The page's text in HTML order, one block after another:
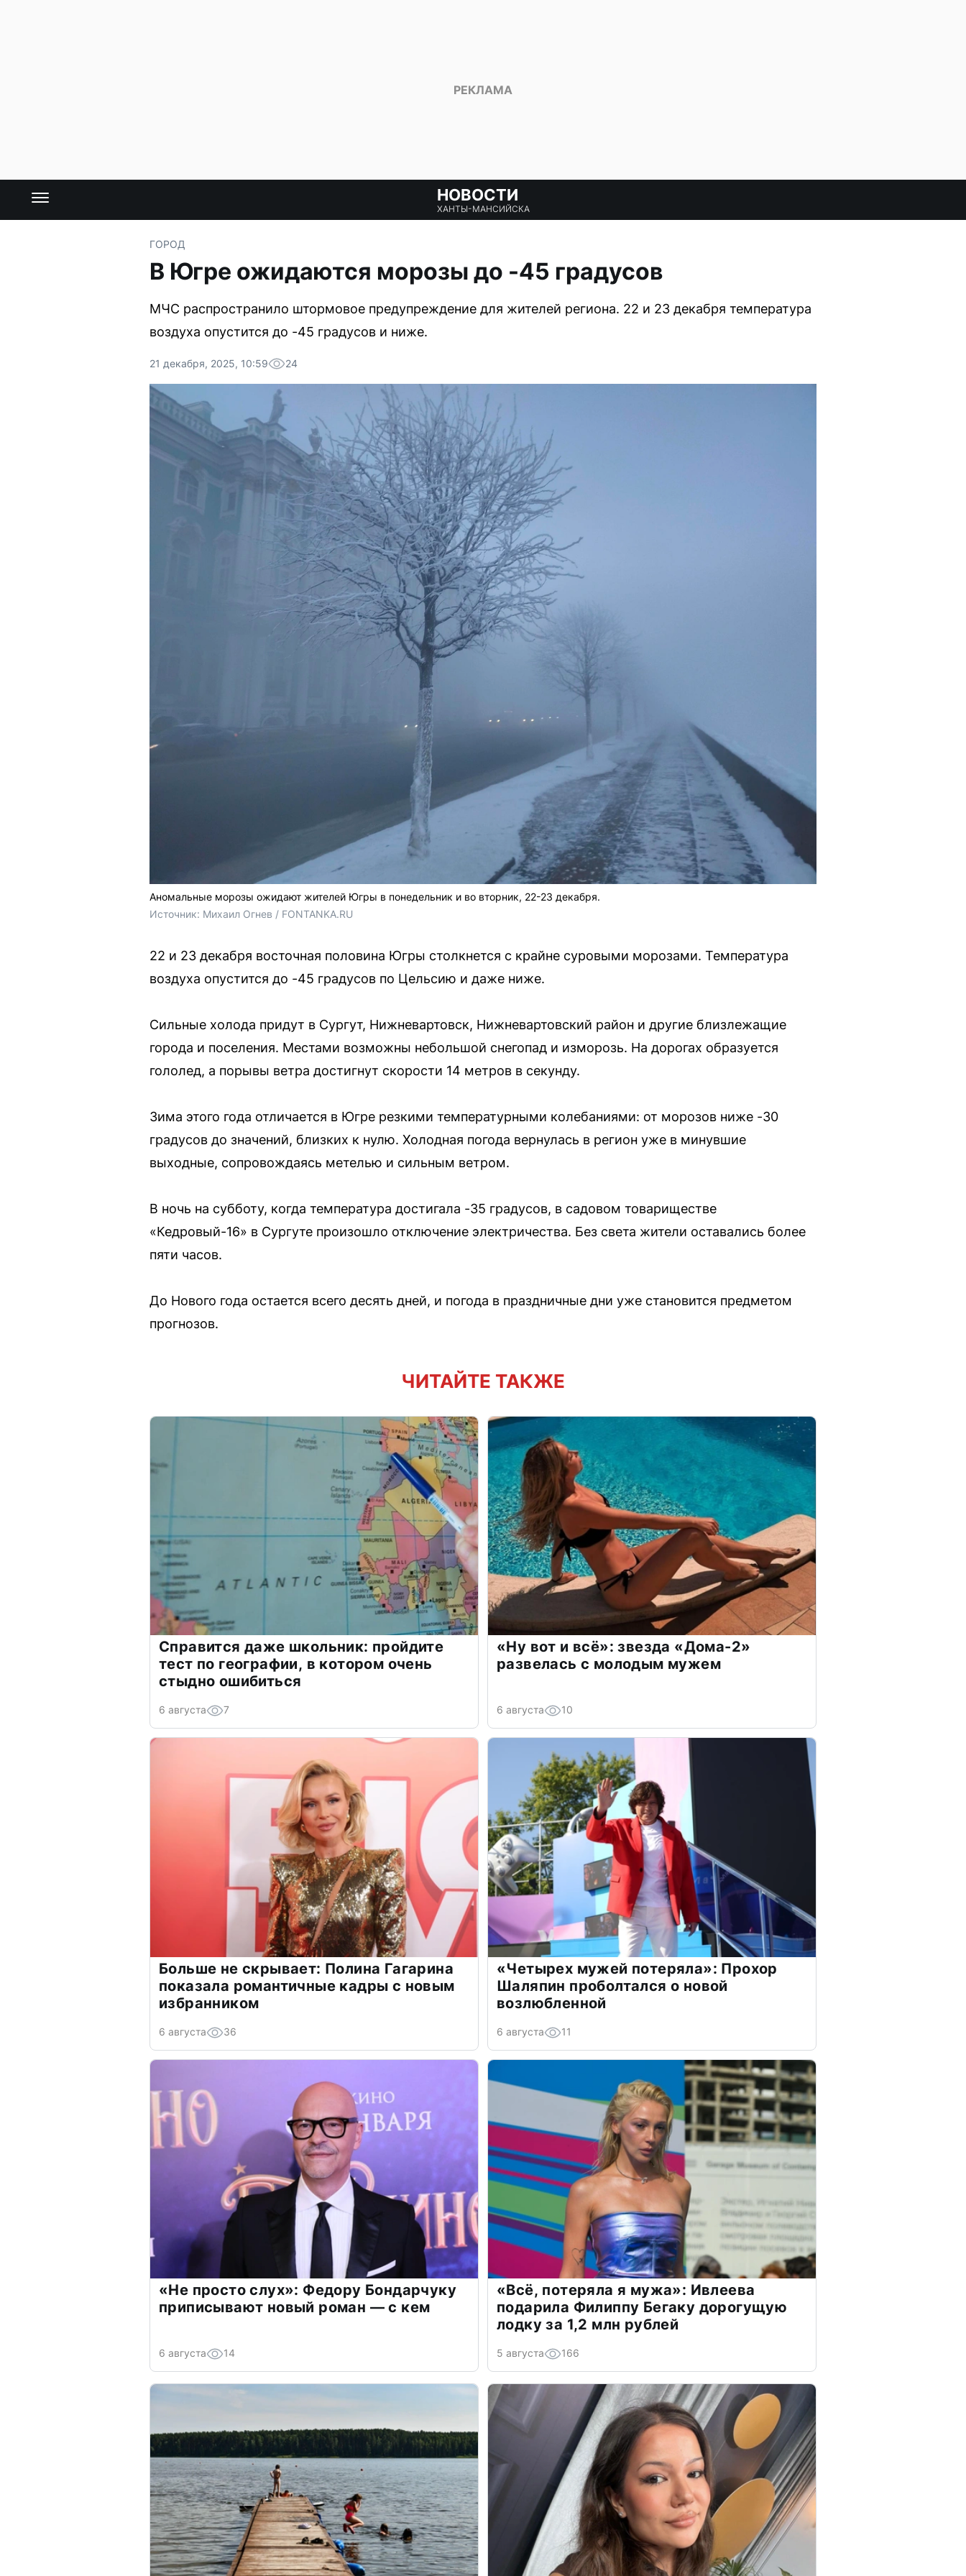
НОВОСТИ
ХАНТЫ-МАНСИЙСКА
ГОРОД
В Югре ожидаются морозы до -45 градусов
МЧС распространило штормовое предупреждение для жителей региона. 22 и 23 декабря температура
воздуха опустится до -45 градусов и ниже.
21 декабря, 2025, 10:59 24
Аномальные морозы ожидают жителей Югры в понедельник и во вторник, 22-23 декабря.
Источник: Михаил Огнев / FONTANKA.RU
22 и 23 декабря восточная половина Югры столкнется с крайне суровыми морозами. Температура
воздуха опустится до -45 градусов по Цельсию и даже ниже.
Сильные холода придут в Сургут, Нижневартовск, Нижневартовский район и другие близлежащие
города и поселения. Местами возможны небольшой снегопад и изморозь. На дорогах образуется
гололед, а порывы ветра достигнут скорости 14 метров в секунду.
Зима этого года отличается в Югре резкими температурными колебаниями: от морозов ниже -30
градусов до значений, близких к нулю. Холодная погода вернулась в регион уже в минувшие
выходные, сопровождаясь метелью и сильным ветром.
В ночь на субботу, когда температура достигала -35 градусов, в садовом товариществе
«Кедровый-16» в Сургуте произошло отключение электричества. Без света жители оставались более
пяти часов.
До Нового года остается всего десять дней, и погода в праздничные дни уже становится предметом
прогнозов.
ЧИТАЙТЕ ТАКЖЕ
Справится даже школьник: пройдите
тест по географии, в котором очень
стыдно ошибиться
6 августа 7
«Ну вот и всё»: звезда «Дома-2»
развелась с молодым мужем
6 августа 10
Больше не скрывает: Полина Гагарина
показала романтичные кадры с новым
избранником
6 августа 36
«Четырех мужей потеряла»: Прохор
Шаляпин проболтался о новой
возлюбленной
6 августа 11
«Не просто слух»: Федору Бондарчуку
приписывают новый роман — с кем
6 августа 14
«Всё, потеряла я мужа»: Ивлеева
подарила Филиппу Бегаку дорогущую
лодку за 1,2 млн рублей
5 августа 166